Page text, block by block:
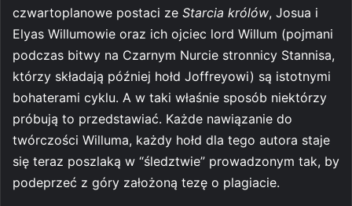
czwartoplanowe postaci ze Starcia królów, Josua i
Elyas Willumowie oraz ich ojciec lord Willum (pojmani
podczas bitwy na Czarnym Nurcie stronnicy Stannisa,
którzy składają później hołd Joffreyowi) są istotnymi
bohaterami cyklu. A w taki właśnie sposób niektórzy
próbują to przedstawiać. Każde nawiązanie do
twórczości Willuma, każdy hołd dla tego autora staje
się teraz poszlaką w “śledztwie” prowadzonym tak, by
podeprzeć z góry założoną tezę o plagiacie.